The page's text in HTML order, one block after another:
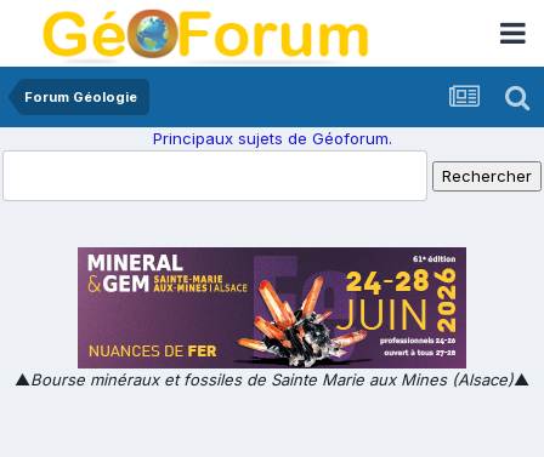
Forum Géologie
Principaux sujets de Géoforum.
▲Bourse minéraux et fossiles de Sainte Marie aux Mines (Alsace)▲